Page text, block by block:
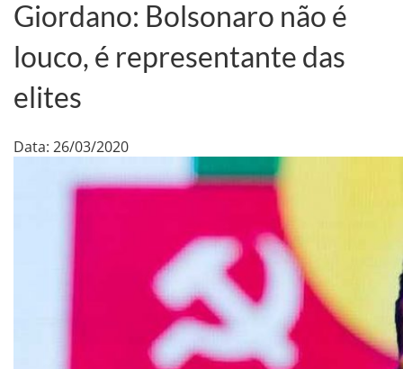
Giordano: Bolsonaro não é
louco, é representante das
elites
Data: 26/03/2020